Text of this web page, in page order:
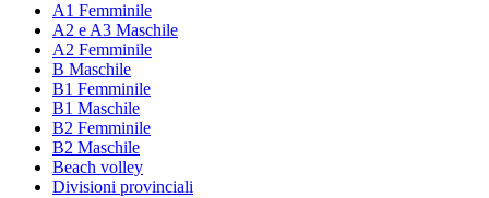
A1 Femminile
A2 e A3 Maschile
A2 Femminile
B Maschile
B1 Femminile
B1 Maschile
B2 Femminile
B2 Maschile
Beach volley
Divisioni provinciali